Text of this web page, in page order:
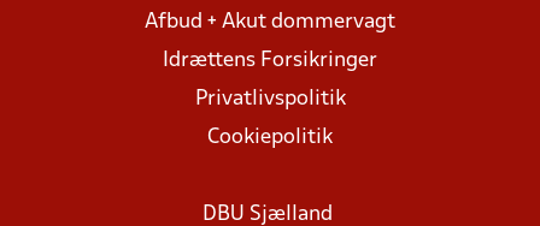
Afbud + Akut dommervagt
Idrættens Forsikringer
Privatlivspolitik
Cookiepolitik
DBU Sjælland